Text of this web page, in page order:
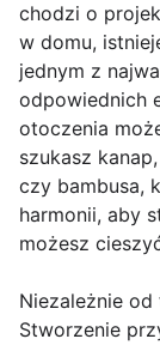
chodzi o
w domu,
jednym z
odpowiednich
otoczenia
szukasz
czy bambusa,
harmonii, aby
możesz
Niezależnie
Stworzenie